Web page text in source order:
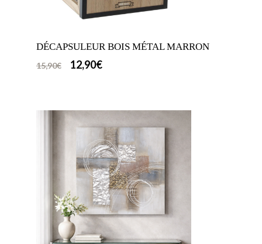
DÉCAPSULEUR BOIS MÉTAL MARRON
15,90€ 12,90€